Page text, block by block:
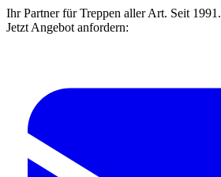
Ihr Partner für Treppen aller Art. Seit 1991.
Jetzt Angebot anfordern: